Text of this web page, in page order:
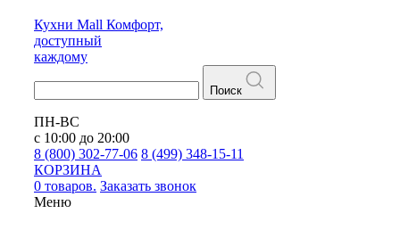
Кухни Mall Комфорт,
доступный
каждому
Поиск
ПН-ВС
с 10:00 до 20:00
8 (800) 302-77-06 8 (499) 348-15-11
КОРЗИНА
0 товаров. Заказать звонок
Меню